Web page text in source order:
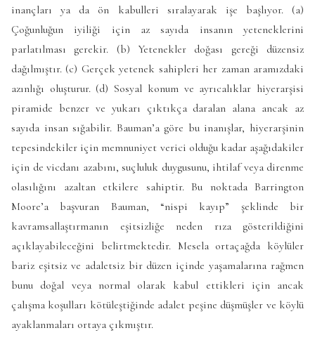
inançları ya da ön kabulleri sıralayarak işe başlıyor. (a)
Çoğunluğun iyiliği için az sayıda insanın yeteneklerini
parlatılması gerekir. (b) Yetenekler doğası gereği düzensiz
dağılmıştır. (c) Gerçek yetenek sahipleri her zaman aramızdaki
azınlığı oluşturur. (d) Sosyal konum ve ayrıcalıklar hiyerarşisi
piramide benzer ve yukarı çıktıkça daralan alana ancak az
sayıda insan sığabilir. Bauman’a göre bu inanışlar, hiyerarşinin
tepesindekiler için memnuniyet verici olduğu kadar aşağıdakiler
için de vicdanı azabını, suçluluk duygusunu, ihtilaf veya direnme
olasılığını azaltan etkilere sahiptir. Bu noktada Barrington
Moore’a başvuran Bauman, “nispi kayıp” şeklinde bir
kavramsallaştırmanın eşitsizliğe neden rıza gösterildiğini
açıklayabileceğini belirtmektedir. Mesela ortaçağda köylüler
bariz eşitsiz ve adaletsiz bir düzen içinde yaşamalarına rağmen
bunu doğal veya normal olarak kabul ettikleri için ancak
çalışma koşulları kötüleştiğinde adalet peşine düşmüşler ve köylü
ayaklanmaları ortaya çıkmıştır.